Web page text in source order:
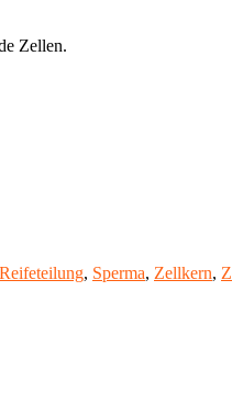
Zellen.
Reifeteilung, Sperma, Zellkern,